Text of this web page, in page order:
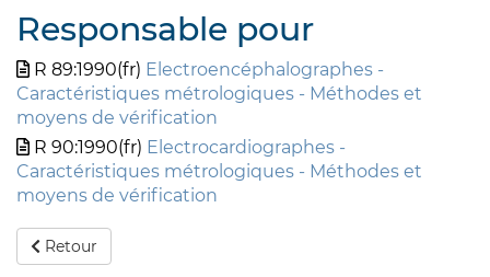
Responsable pour
R 89:1990(fr) Electroencéphalographes -
Caractéristiques métrologiques - Méthodes et
moyens de vérification
R 90:1990(fr) Electrocardiographes -
Caractéristiques métrologiques - Méthodes et
moyens de vérification
Retour